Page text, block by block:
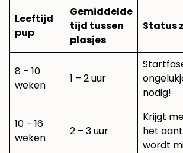
Leeftijd
pup
Gemiddelde
tijd tussen
plasjes
Status
8 – 10
weken
1 – 2 uur
nodig!
10 – 16
weken
2 – 3 uur
Krijgt
het
wordt